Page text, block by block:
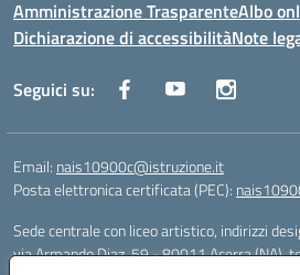
Amministrazione TrasparenteAlbo
Dichiarazione di accessibilitàNote
Seguici su:
Email: nais10900c@istruzione.it
Posta elettronica certificata (PEC):
Sede centrale con liceo artistico, indirizzi
via Armando Diaz, 59 - 80011 Acerra (NA),